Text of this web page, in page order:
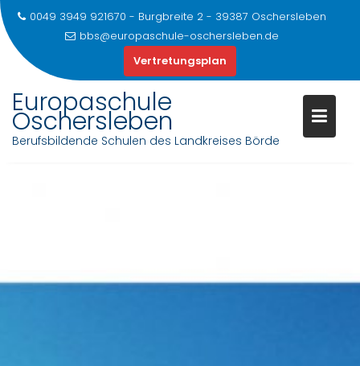
0049 3949 921670 - Burgbreite 2 - 39387 Oschersleben
bbs@europaschule-oschersleben.de
Vertretungsplan
Europaschule
Oschersleben
Berufsbildende Schulen des Landkreises Börde